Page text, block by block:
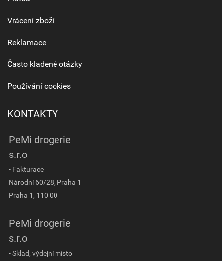
Vrácení zboží
Reklamace
Často kladené otázky
Používání cookies
KONTAKTY
PeMi drogerie
s.r.o
- Fakturace
Národní 60/28, Praha 1
Praha 1, 110 00
PeMi drogerie
s.r.o
- Sklad, výdejní místo